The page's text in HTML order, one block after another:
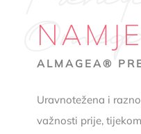
ALMAGEA®
Uravnotežena i
važnosti prije,